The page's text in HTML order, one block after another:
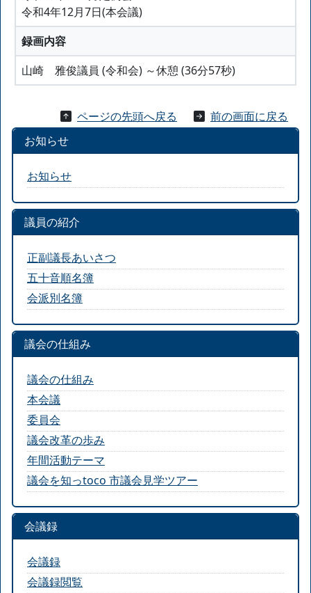
令和4年12月7日(本会議)
録画内容
山崎 雅俊議員 (令和会) ～休憩 (36分57秒)
ページの先頭へ戻る
前の画面に戻る
お知らせ
お知らせ
議員の紹介
正副議長あいさつ
五十音順名簿
会派別名簿
議会の仕組み
議会の仕組み
本会議
委員会
議会改革の歩み
年間活動テーマ
議会を知っtoco 市議会見学ツアー
会議録
会議録
会議録閲覧